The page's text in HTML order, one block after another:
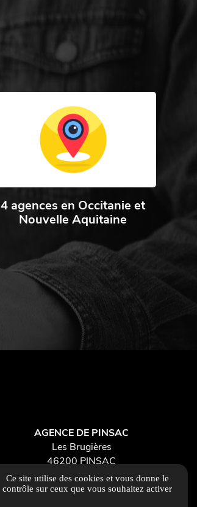
4 agences en Occitanie et
Nouvelle Aquitaine
AGENCE DE PINSAC
Les Brugières
46200 PINSAC
contact46@foissacfermetures.fr
05 65 41 11 37
Ce site utilise des cookies et vous donne le
contrôle sur ceux que vous souhaitez activer